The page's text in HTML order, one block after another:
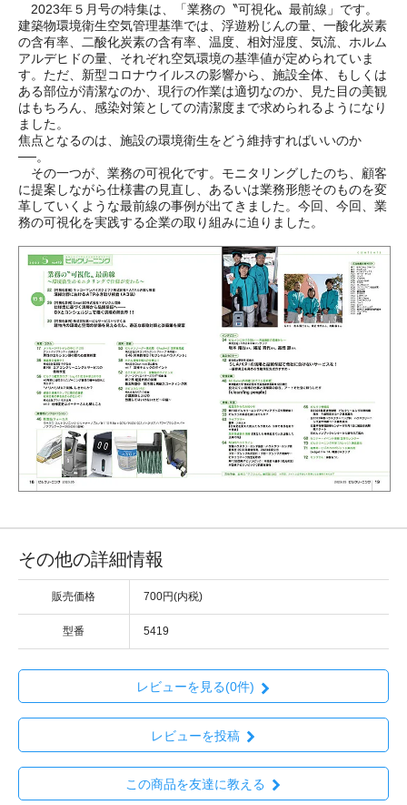
2023年５月号の特集は、「業務の〝可視化〟最前線」です。
建築物環境衛生空気管理基準では、浮遊粉じんの量、一酸化炭素
の含有率、二酸化炭素の含有率、温度、相対湿度、気流、ホルム
アルデヒドの量、それぞれ空気環境の基準値が定められていま
す。ただ、新型コロナウイルスの影響から、施設全体、もしくは
ある部位が清潔なのか、現行の作業は適切なのか、見た目の美観
はもちろん、感染対策としての清潔度まで求められるようになり
ました。
焦点となるのは、施設の環境衛生をどう維持すればいいのか
──。
その一つが、業務の可視化です。モニタリングしたのち、顧客
に提案しながら仕様書の見直し、あるいは業務形態そのものを変
革していくような最前線の事例が出てきました。今回、今回、業
務の可視化を実践する企業の取り組みに迫りました。
その他の詳細情報
販売価格 700円(内税)
型番 5419
レビューを見る(0件)
レビューを投稿
この商品を友達に教える